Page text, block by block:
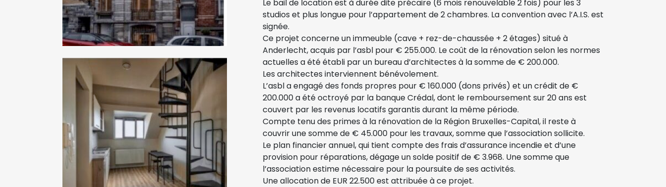
Le bail de location est à durée dite précaire (6 mois renouvelable 2 fois) pour les 3
studios et plus longue pour l’appartement de 2 chambres. La convention avec l’A.I.S. est
signée.
Ce projet concerne un immeuble (cave + rez-de-chaussée + 2 étages) situé à
Anderlecht, acquis par l’asbl pour € 255.000. Le coût de la rénovation selon les normes
actuelles a été établi par un bureau d’architectes à la somme de € 200.000.
Les architectes interviennent bénévolement.
L’asbl a engagé des fonds propres pour € 160.000 (dons privés) et un crédit de €
200.000 a été octroyé par la banque Crédal, dont le remboursement sur 20 ans est
couvert par les revenus locatifs garantis durant la même période.
Compte tenu des primes à la rénovation de la Région Bruxelles-Capital, il reste à
couvrir une somme de € 45.000 pour les travaux, somme que l’association sollicite.
Le plan financier annuel, qui tient compte des frais d’assurance incendie et d’une
provision pour réparations, dégage un solde positif de € 3.968. Une somme que
l’association estime nécessaire pour la poursuite de ses activités.
Une allocation de EUR 22.500 est attribuée à ce projet.